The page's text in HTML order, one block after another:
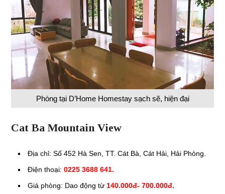
Phòng tại D’Home Homestay sạch sẽ, hiện đại
Cat Ba Mountain View
Địa chỉ: Số 452 Hà Sen, TT. Cát Bà, Cát Hải, Hải Phòng.
Điện thoại: 0225 3688 641.
Giá phòng: Dao động từ 140.000đ- 700.000đ.